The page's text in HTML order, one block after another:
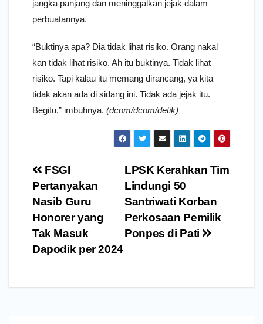
jangka panjang dan meninggalkan jejak dalam
perbuatannya.
“Buktinya apa? Dia tidak lihat risiko. Orang nakal
kan tidak lihat risiko. Ah itu buktinya. Tidak lihat
risiko. Tapi kalau itu memang dirancang, ya kita
tidak akan ada di sidang ini. Tidak ada jejak itu.
Begitu,” imbuhnya. (dcom/dcom/detik)
Navigasi
pos
LPSK Kerahkan Tim
Lindungi 50
Santriwati Korban
Perkosaan Pemilik
Ponpes di Pati
FSGI
Pertanyakan
Nasib Guru
Honorer yang
Tak Masuk
Dapodik per 2024